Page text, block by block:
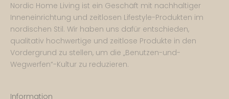
Nordic Home Living ist ein Geschäft mit nachhaltiger
Inneneinrichtung und zeitlosen Lifestyle-Produkten im
nordischen Stil. Wir haben uns dafür entschieden,
qualitativ hochwertige und zeitlose Produkte in den
Vordergrund zu stellen, um die „Benutzen-und-
Wegwerfen“-Kultur zu reduzieren.
Information